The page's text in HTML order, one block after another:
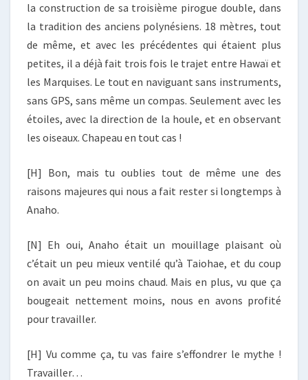
la construction de sa troisième pirogue double, dans
la tradition des anciens polynésiens. 18 mètres, tout
de même, et avec les précédentes qui étaient plus
petites, il a déjà fait trois fois le trajet entre Hawaï et
les Marquises. Le tout en naviguant sans instruments,
sans GPS, sans même un compas. Seulement avec les
étoiles, avec la direction de la houle, et en observant
les oiseaux. Chapeau en tout cas !
[H] Bon, mais tu oublies tout de même une des
raisons majeures qui nous a fait rester si longtemps à
Anaho.
[N] Eh oui, Anaho était un mouillage plaisant où
c’était un peu mieux ventilé qu’à Taiohae, et du coup
on avait un peu moins chaud. Mais en plus, vu que ça
bougeait nettement moins, nous en avons profité
pour travailler.
[H] Vu comme ça, tu vas faire s’effondrer le mythe !
Travailler…